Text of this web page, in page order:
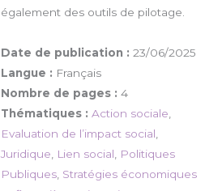
également des outils de pilotage.
Date de publication : 23/06/2025
Langue : Français
Nombre de pages : 4
Thématiques : Action sociale
Evaluation de l’impact social
Juridique
Lien social
Politiques
Publiques, Stratégies économiques